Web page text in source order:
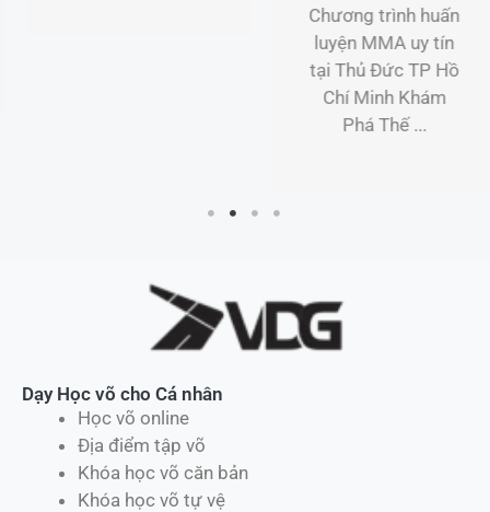
Chương trình huấn
luyện MMA uy tín
tại Thủ Đức TP Hồ
Chí Minh Khám
Phá Thế ...
Dạy Học võ cho Cá nhân
Học võ online
Địa điểm tập võ
Khóa học võ căn bản
Khóa học võ tự vệ